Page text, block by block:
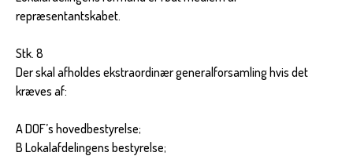
repræsentantskabet.
Stk. 8
Der skal afholdes ekstraordinær generalforsamling hvis det
kræves af:
A DOF’s hovedbestyrelse;
B Lokalafdelingens bestyrelse;